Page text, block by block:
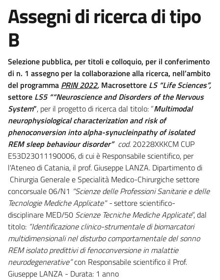
Assegni di ricerca di tipo
B
Selezione pubblica, per titoli e colloquio, per il conferimento
di n. 1 assegno per la collaborazione alla ricerca, nell’ambito
del programma PRIN 2022, Macrosettore LS “Life Sciences”,
settore LS5 ““Neuroscience and Disorders of the Nervous
System”, per il progetto di ricerca dal titolo: “Multimodal
neurophysiological characterization and risk of
phenoconversion into alpha-synucleinpathy of isolated
REM sleep behaviour disorder” cod. 20228XKKCM CUP
E53D23011190006, di cui è Responsabile scientifico, per
l'Ateneo di Catania, il prof. Giuseppe LANZA. Dipartimento di
Chirurgia Generale e Specialità Medico-Chirurgiche settore
concorsuale 06/N1 "Scienze delle Professioni Sanitarie e delle
Tecnologie Mediche Applicate" -settore scientifico-
disciplinare MED/50 Scienze Tecniche Mediche Applicate”, dal
titolo: “Identificazione clinico-strumentale di biomarcatori
multidimensionali nel disturbo comportamentale del sonno
REM isolato predittivi di fenoconversione in malattie
neurodegenerative”con Responsabile scientifico il Prof.
Giuseppe LANZA - Durata: 1 anno